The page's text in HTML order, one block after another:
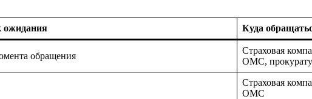
ожидания Куда
обращения
Страховая
ОМС,
Страховая
ОМС